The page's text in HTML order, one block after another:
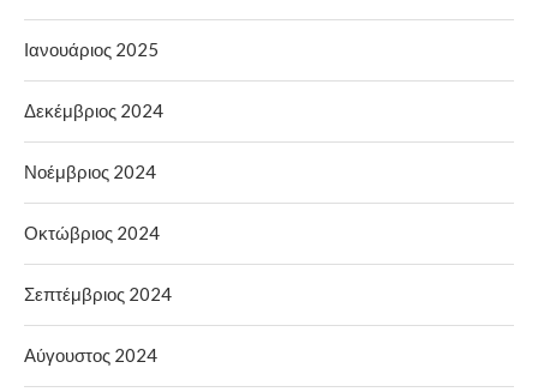
Ιανουάριος 2025
Δεκέμβριος 2024
Νοέμβριος 2024
Οκτώβριος 2024
Σεπτέμβριος 2024
Αύγουστος 2024